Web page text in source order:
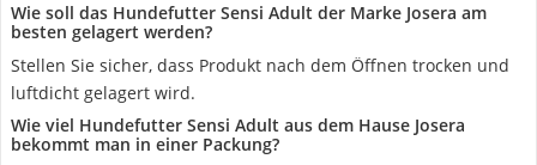
Wie soll das Hundefutter Sensi Adult der Marke Josera am
besten gelagert werden?
Stellen Sie sicher, dass Produkt nach dem Öffnen trocken und
luftdicht gelagert wird.
Wie viel Hundefutter Sensi Adult aus dem Hause Josera
bekommt man in einer Packung?